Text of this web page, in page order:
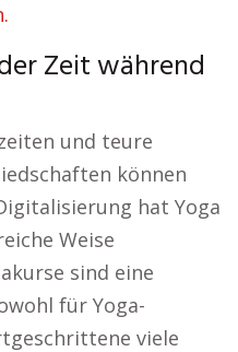
Zeit während
und teure
können
hat Yoga
Weise
sind eine
für Yoga-
viele